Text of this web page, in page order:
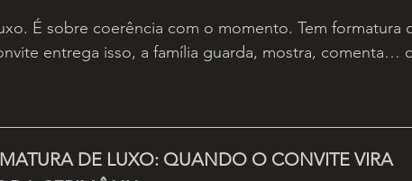
É sobre coerência com o momento. Tem formatura
entrega isso, a família guarda, mostra, comenta…
DE LUXO: QUANDO O CONVITE VIRA